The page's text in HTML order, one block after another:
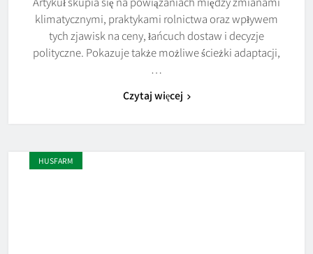
klimatycznymi, praktykami rolnictwa oraz wpływem
tych zjawisk na ceny, łańcuch dostaw i decyzje
polityczne. Pokazuje także możliwe ścieżki adaptacji,
…
Czytaj więcej
HUSFARM